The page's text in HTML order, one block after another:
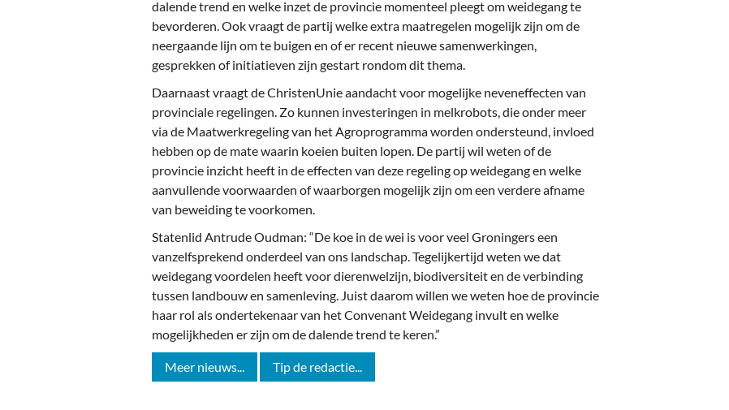
Bedrijven van Vroeger
dalende trend en welke inzet de provincie momenteel pleegt om weidegang te
bevorderen. Ook vraagt de partij welke extra maatregelen mogelijk zijn om de
neergaande lijn om te buigen en of er recent nieuwe samenwerkingen,
gesprekken of initiatieven zijn gestart rondom dit thema.
Daarnaast vraagt de ChristenUnie aandacht voor mogelijke neveneffecten van
provinciale regelingen. Zo kunnen investeringen in melkrobots, die onder meer
via de Maatwerkregeling van het Agroprogramma worden ondersteund, invloed
hebben op de mate waarin koeien buiten lopen. De partij wil weten of de
provincie inzicht heeft in de effecten van deze regeling op weidegang en welke
aanvullende voorwaarden of waarborgen mogelijk zijn om een verdere afname
van beweiding te voorkomen.
Statenlid Antrude Oudman: “De koe in de wei is voor veel Groningers een
vanzelfsprekend onderdeel van ons landschap. Tegelijkertijd weten we dat
weidegang voordelen heeft voor dierenwelzijn, biodiversiteit en de verbinding
tussen landbouw en samenleving. Juist daarom willen we weten hoe de provincie
haar rol als ondertekenaar van het Convenant Weidegang invult en welke
mogelijkheden er zijn om de dalende trend te keren.”
Meer nieuws... Tip de redactie...